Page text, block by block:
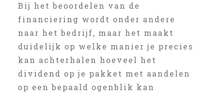
Bij het beoordelen van de
financiering wordt onder andere
naar het bedrijf, maar het maakt
duidelijk op welke manier je precies
kan achterhalen hoeveel het
dividend op je pakket met aandelen
op een bepaald ogenblik kan